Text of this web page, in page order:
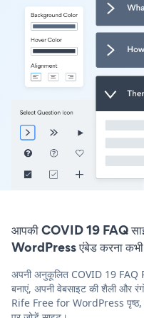
आपकी COVID 19 FAQ
WordPress एंबेड करना कभी
अपनी अनुकूलित COVID 19
बनाएं, अपनी वेबसाइट की शैली और
Rife Free for WordPress पृष्ठ,